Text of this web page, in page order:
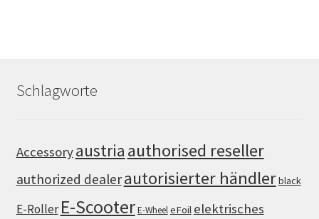
Schlagworte
Accessoryaustria authorised reseller
authorized dealerautorisierter händlerblack
E-Roller E-ScooterE-WheeleFoil elektrisches